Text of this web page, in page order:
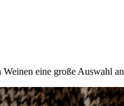
eine große Auswahl